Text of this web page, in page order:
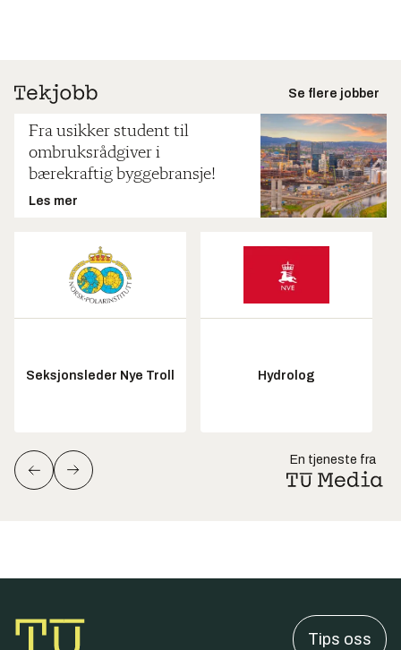
Se flere jobber
Fra usikker student til
ombruksrådgiver i
bærekraftig byggebransje!
Les mer
Seksjonsleder Nye Troll Hydrolog
En tjeneste fra
Tips oss